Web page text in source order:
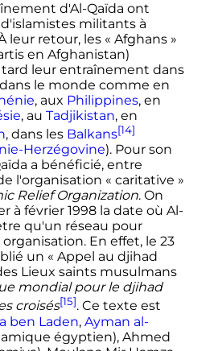
d'Al-Qaïda ont
militants à
leur retour, les « Afghans »
en Afghanistan)
leur entraînement dans
le monde comme en
, aux Philippines, en
, au Tadjikistan, en
, dans les Balkans[14]
Herzégovine). Pour son
a bénéficié, entre
l'organisation « caritative »
Relief Organization. On
à février 1998la date où Al-
qu'un réseau pour
En effet, le 23
un « Appel au djihad
Lieux saints musulmans
mondial pour le djihad
croisés[15]. Ce texte est
ben Laden, Ayman al-
égyptien), Ahmed